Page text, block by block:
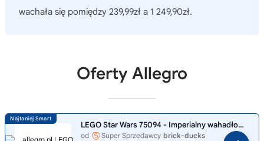
wachała się pomiędzy 239,99zł a 1 249,90zł.
Oferty Allegro
LEGO Star Wars 75094 - Imperialny wahadłowiec Tydirium
od Super Sprzedawcy brick-ducks